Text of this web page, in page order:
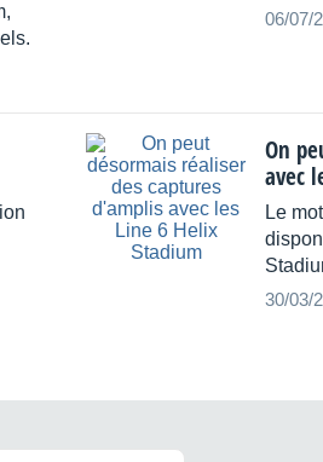
06/07/
On
avec
Le
30/03/